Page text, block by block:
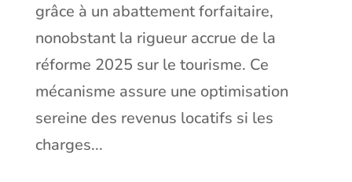
grâce à un abattement forfaitaire,
nonobstant la rigueur accrue de la
réforme 2025 sur le tourisme. Ce
mécanisme assure une optimisation
sereine des revenus locatifs si les
charges...